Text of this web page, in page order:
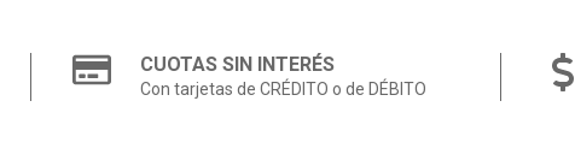
CUOTAS SIN INTERÉS
Con tarjetas de CRÉDITO o de DÉBITO